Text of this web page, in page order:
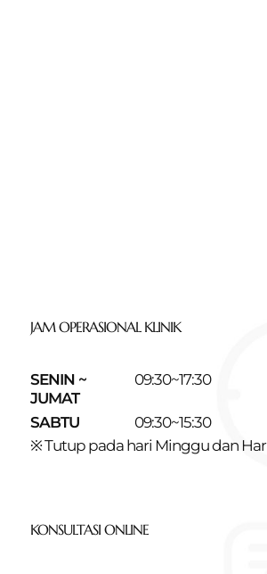
JAM OPERASIONAL KLINIK
SENIN ~
JUMAT
09:30~17:30
SABTU
09:30~15:30
※ Tutup pada hari Minggu dan
KONSULTASI ONLINE